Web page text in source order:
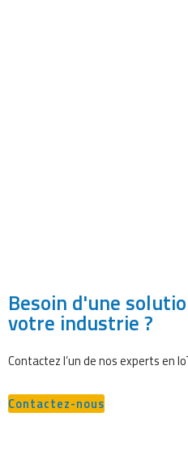
Besoin d'une
votre industrie ?
Contactez l’un de nos experts en
Contactez-nous